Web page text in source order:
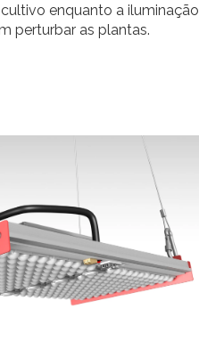
enquanto a iluminação
perturbar as plantas.